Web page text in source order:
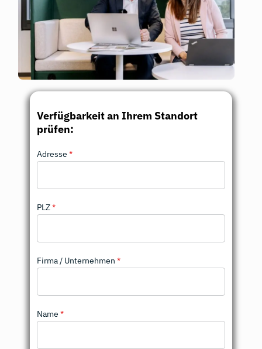
Verfügbarkeit an Ihrem Standort
prüfen:
Adresse*
PLZ*
Firma / Unternehmen*
Name*